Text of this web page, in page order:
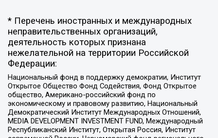
* Перечень иностранных и международных
неправительственных организаций,
деятельность которых признана
нежелательной на территории Российской
Федерации:
Национальный фонд в поддержку демократии, Институт
Открытое Общество Фонд Содействия, Фонд Открытое
общество, Американо-российский фонд по
экономическому и правовому развитию, Национальный
Демократический Институт Международных Отношений,
MEDIA DEVELOPMENT INVESTMENT FUND, Международный
Республиканский Институт, Открытая Россия, Институт